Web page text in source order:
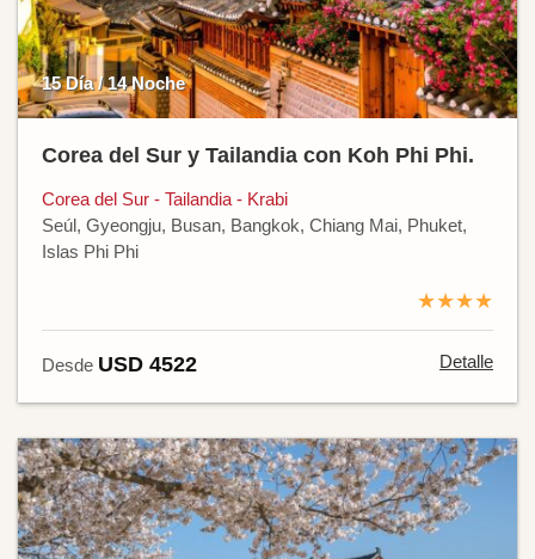
15 Día / 14 Noche
Corea del Sur y Tailandia con Koh Phi Phi.
Corea del Sur - Tailandia - Krabi
Seúl, Gyeongju, Busan, Bangkok, Chiang Mai, Phuket,
Islas Phi Phi
★★★★
Desde USD 4522 Detalle